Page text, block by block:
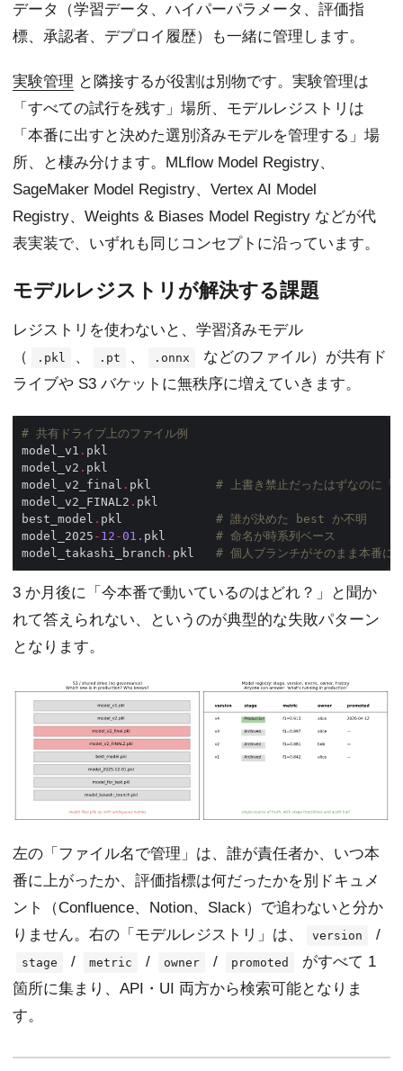
データ（学習データ、ハイパーパラメータ、評価指
標、承認者、デプロイ履歴）も一緒に管理します。
実験管理 と隣接するが役割は別物です。実験管理は
「すべての試行を残す」場所、モデルレジストリは
「本番に出すと決めた選別済みモデルを管理する」場
所、と棲み分けます。MLflow Model Registry、
SageMaker Model Registry、Vertex AI Model
Registry、Weights & Biases Model Registry などが代
表実装で、いずれも同じコンセプトに沿っています。
モデルレジストリが解決する課題
レジストリを使わないと、学習済みモデル
（
.pkl 、 .pt 、 .onnx
などのファイル）が共有ド
ライブや S3 バケットに無秩序に増えていきます。
# 共有ドライブ上のファイル例
model_v1 .
model_v2 .
model_v2_final . pkl # 上書き禁止だったはずなのに
model_v2_FINAL2 .
best_model . pkl # 誰が決めた best か不明
model_2025 - 12 -01. pkl # 命名が時系列ベース
model_takashi_branch . pkl # 個人ブランチがそのまま本番に
3 か月後に「今本番で動いているのはどれ？」と聞か
れて答えられない、というのが典型的な失敗パターン
となります。
左の「ファイル名で管理」は、誰が責任者か、いつ本
番に上がったか、評価指標は何だったかを別ドキュメ
ント（Confluence、Notion、Slack）で追わないと分か
りません。右の「モデルレジストリ」は、
version /
stage / metric / owner / promoted
がすべて 1
箇所に集まり、API・UI 両方から検索可能となりま
す。